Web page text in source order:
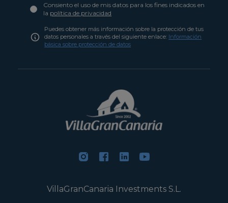
Consiento el uso de mis datos para los fines indicados en
la política de privacidad
Puedes obtener más información sobre la protección de tus
datos personales a través del siguiente enlace: Información
básica sobre protección de datos
VillaGranCanaria Investments S.L.